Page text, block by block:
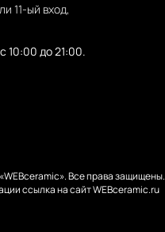
11-ый вход,
10:00 до 21:00.
Все права защищены.
ссылка на сайт WEBceramic.ru